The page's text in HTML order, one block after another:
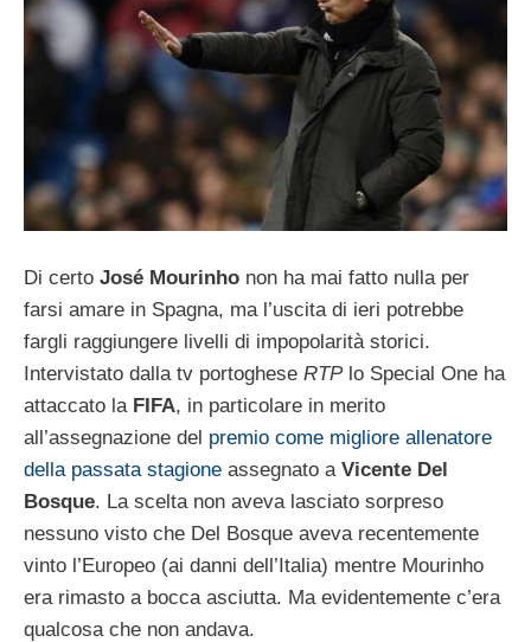
Di certo José Mourinho non ha mai fatto nulla per
farsi amare in Spagna, ma l’uscita di ieri potrebbe
fargli raggiungere livelli di impopolarità storici.
Intervistato dalla tv portoghese RTPlo Special One ha
attaccato la FIFA, in particolare in merito
all’assegnazione del premio come migliore allenatore
della passata stagione assegnato a Vicente Del
Bosque. La scelta non aveva lasciato sorpreso
nessuno visto che Del Bosque aveva recentemente
vinto l’Europeo (ai danni dell’Italia) mentre Mourinho
era rimasto a bocca asciutta. Ma evidentemente c’era
qualcosa che non andava.